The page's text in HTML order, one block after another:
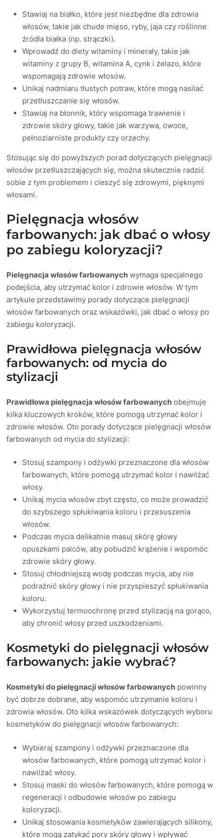
Stawiaj na białko, które jest niezbędne dla zdrowia
włosów, takie jak chude mięso, ryby, jaja czy roślinne
źródła białka (np. strączki).
Wprowadź do diety witaminy i minerały, takie jak
witaminy z grupy B, witamina A, cynk i żelazo, które
wspomagają zdrowie włosów.
Unikaj nadmiaru tłustych potraw, które mogą nasilać
przetłuszczanie się włosów.
Stawiaj na błonnik, który wspomaga trawienie i
zdrowie skóry głowy, takie jak warzywa, owoce,
pełnoziarniste produkty czy orzechy.
Stosując się do powyższych porad dotyczących pielęgnacji
włosów przetłuszczających się, można skutecznie radzić
sobie z tym problemem i cieszyć się zdrowymi, pięknymi
włosami.
Pielęgnacja włosów
farbowanych: jak dbać o włosy
po zabiegu koloryzacji?
Pielęgnacja włosów farbowanych wymaga specjalnego
podejścia, aby utrzymać kolor i zdrowie włosów. W tym
artykule przedstawimy porady dotyczące pielęgnacji
włosów farbowanych oraz wskazówki, jak dbać o włosy po
zabiegu koloryzacji.
Prawidłowa pielęgnacja włosów
farbowanych: od mycia do
stylizacji
Prawidłowa pielęgnacja włosów farbowanych obejmuje
kilka kluczowych kroków, które pomogą utrzymać kolor i
zdrowie włosów. Oto porady dotyczące pielęgnacji włosów
farbowanych od mycia do stylizacji:
Stosuj szampony i odżywki przeznaczone dla włosów
farbowanych, które pomogą utrzymać kolor i nawilżać
włosy.
Unikaj mycia włosów zbyt często, co może prowadzić
do szybszego spłukiwania koloru i przesuszenia
włosów.
Podczas mycia delikatnie masuj skórę głowy
opuszkami palców, aby pobudzić krążenie i wspomóc
zdrowie skóry głowy.
Stosuj chłodniejszą wodę podczas mycia, aby nie
podrażnić skóry głowy i nie przyspieszyć spłukiwania
koloru.
Wykorzystuj termoochronę przed stylizacją na gorąco,
aby chronić włosy przed uszkodzeniami.
Kosmetyki do pielęgnacji włosów
farbowanych: jakie wybrać?
Kosmetyki do pielęgnacji włosów farbowanych powinny
być dobrze dobrane, aby wspomóc utrzymanie koloru i
zdrowia włosów. Oto kilka wskazówek dotyczących wyboru
kosmetyków do pielęgnacji włosów farbowanych:
Wybieraj szampony i odżywki przeznaczone dla
włosów farbowanych, które pomogą utrzymać kolor i
nawilżać włosy.
Stosuj maski do włosów farbowanych, które pomogą w
regeneracji i odbudowie włosów po zabiegu
koloryzacji.
Unikaj stosowania kosmetyków zawierających silikony,
które mogą zatykać pory skóry głowy i wpływać